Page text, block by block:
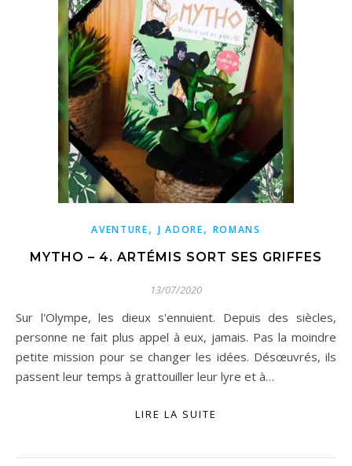
AVENTURE, J ADORE, ROMANS
MYTHO – 4. ARTÉMIS SORT SES GRIFFES
13/07/2020
Sur l'Olympe, les dieux s'ennuient. Depuis des siècles,
personne ne fait plus appel à eux, jamais. Pas la moindre
petite mission pour se changer les idées. Désœuvrés, ils
passent leur temps à grattouiller leur lyre et à…
LIRE LA SUITE